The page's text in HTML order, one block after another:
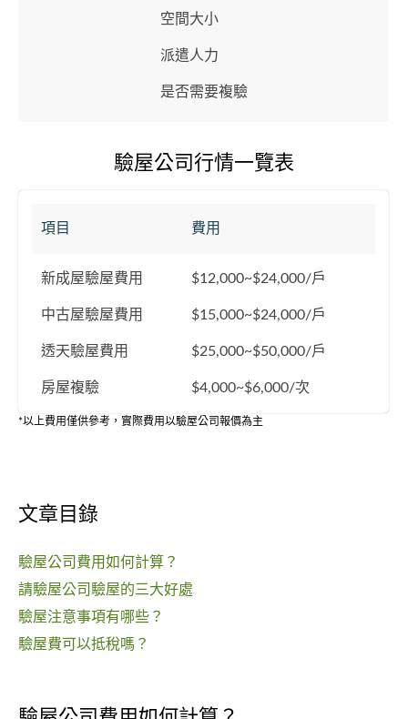
空間大小
派遣人力
是否需要複驗
驗屋公司行情一覽表
項目 費用
新成屋驗屋費用 $12,000~$24,000/戶
中古屋驗屋費用 $15,000~$24,000/戶
透天驗屋費用 $25,000~$50,000/戶
房屋複驗 $4,000~$6,000/次
*以上費用僅供參考，實際費用以驗屋公司報價為主
文章目錄
驗屋公司費用如何計算？
請驗屋公司驗屋的三大好處
驗屋注意事項有哪些？
驗屋費可以抵稅嗎？